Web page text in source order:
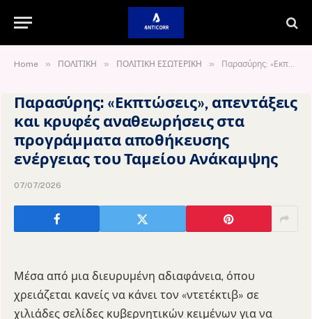
Home » ΠΟΛΙΤΙΚΗ » ΠΟΛΙΤΙΚΗ ΕΣΩΤΕΡΙΚΗ » Παρασύρης: «Εκπτώσεις», απεντάξεις και κρυφές αναθεωρήσεις στα προγράμματα αποθήκευσης ενέργειας του Ταμείου Ανάκαμψης
Παρασύρης: «Εκπτώσεις», απεντάξεις
και κρυφές αναθεωρήσεις στα
προγράμματα αποθήκευσης
ενέργειας του Ταμείου Ανάκαμψης
07/07/2026
Μέσα από μια διευρυμένη αδιαφάνεια, όπου
χρειάζεται κανείς να κάνει τον «ντετέκτιβ» σε
χιλιάδες σελίδες κυβερνητικών κειμένων για να